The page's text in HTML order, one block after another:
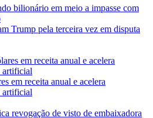
Trump pela terceira vez em disputa
em receita anual e acelera
artificial